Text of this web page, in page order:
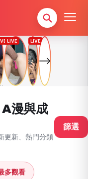
漫與成
更新、熱門分類
篩選
多觀看